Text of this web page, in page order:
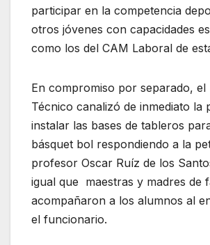
participar en la competencia
otros jóvenes con capacidades
como los del CAM Laboral de
En compromiso por separado, el
Técnico canalizó de inmediato la
instalar las bases de tableros
básquet bol respondiendo a la
profesor Oscar Ruíz de los
igual que maestras y madres de
acompañaron a los alumnos al
el funcionario.